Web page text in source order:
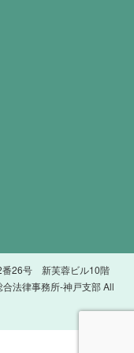
番26号 新芙蓉ビル10階
法律事務所-神戸支部 All